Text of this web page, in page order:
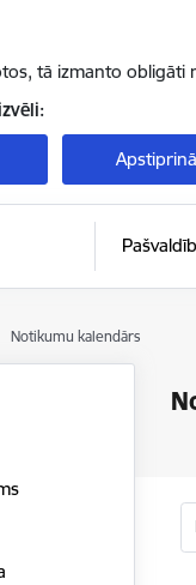
tā izmanto obligāti
Notikumu kalendārs